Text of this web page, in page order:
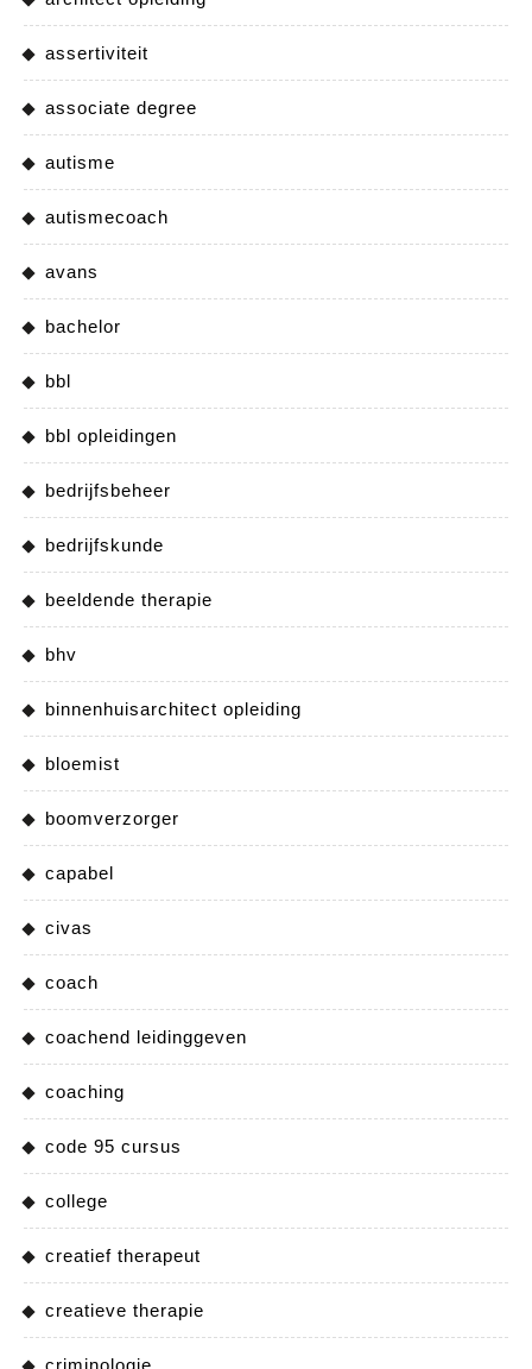
assertiviteit
associate degree
autisme
autismecoach
avans
bachelor
bbl
bbl opleidingen
bedrijfsbeheer
bedrijfskunde
beeldende therapie
bhv
binnenhuisarchitect opleiding
bloemist
boomverzorger
capabel
civas
coach
coachend leidinggeven
coaching
code 95 cursus
college
creatief therapeut
creatieve therapie
criminologie